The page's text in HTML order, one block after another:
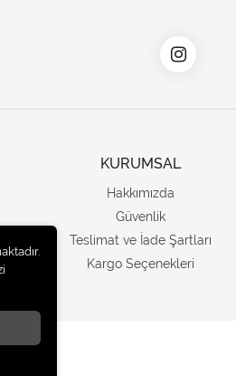
KURUMSAL
Hakkımızda
Güvenlik
Teslimat ve İade Şartları
Kargo Seçenekleri